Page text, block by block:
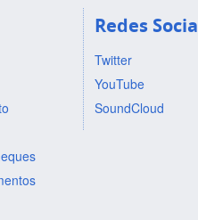
Redes
Twitter
YouTube
SoundCloud